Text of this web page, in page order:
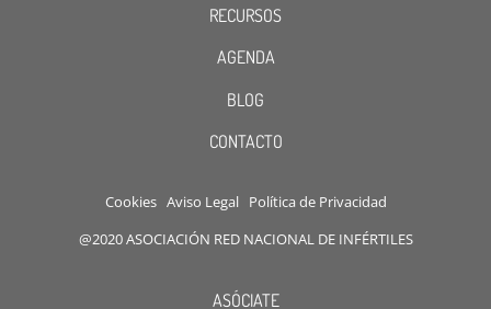
RECURSOS
AGENDA
BLOG
CONTACTO
Cookies Aviso Legal Política de Privacidad
@2020 ASOCIACIÓN RED NACIONAL DE INFÉRTILES
ASÓCIATE